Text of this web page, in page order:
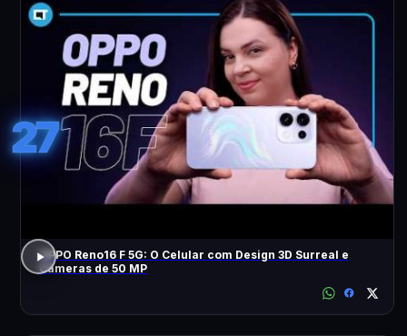
27
OPPO Reno16 F 5G: O Celular com Design 3D Surreal e
Câmeras de 50 MP